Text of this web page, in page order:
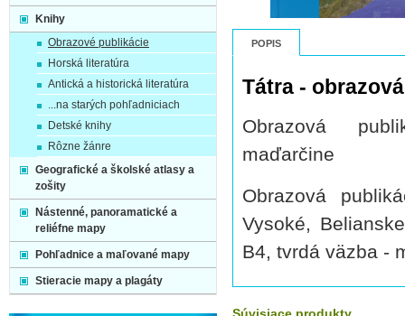
POPIS
Tátra -
Obrazová
maďarčine
Obrazová
Vysoké,
B4, tvrdá väzba -
Knihy
Obrazové publikácie
Horská literatúra
Antická a historická literatúra
...na starých pohľadniciach
Detské knihy
Rôzne žánre
Geografické a školské atlasy a
zošity
Nástenné, panoramatické a
reliéfne mapy
Pohľadnice a maľované mapy
Stieracie mapy a plagáty